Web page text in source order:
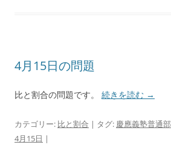
4月15日の問題
比と割合の問題です。 続きを読む →
カテゴリー: 比と割合 | タグ: 慶應義塾普通部
4月15日 |